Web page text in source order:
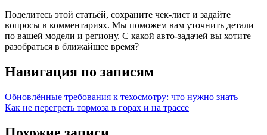
Поделитесь этой статьёй, сохраните чек‑лист и задайте
вопросы в комментариях. Мы поможем вам уточнить детали
по вашей модели и региону. С какой авто‑задачей вы хотите
разобраться в ближайшее время?
Навигация по записям
Обновлённые требования к техосмотру: что нужно знать
Как не перегреть тормоза в горах и на трассе